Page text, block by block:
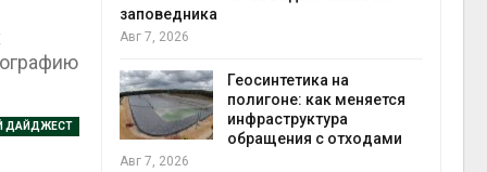
ДАЙДЖЕСТ
почти в
заповедника
Авг 7, 2026
Геосинтетика на
полигоне: как меняется
инфраструктура
обращения с отходами
Авг 7, 2026